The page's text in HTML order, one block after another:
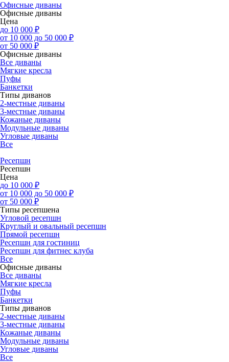
Офисные диваны
Офисные диваны
Цена
до 10 000 ₽
от 10 000 до 50 000 ₽
от 50 000 ₽
Офисные диваны
Все диваны
Мягкие кресла
Пуфы
Банкетки
Типы диванов
2-местные диваны
3-местные диваны
Кожаные диваны
Модульные диваны
Угловые диваны
Все
Ресепшн
Ресепшн
Цена
до 10 000 ₽
от 10 000 до 50 000 ₽
от 50 000 ₽
Типы ресепшена
Угловой ресепшн
Круглый и овальный ресепшн
Прямой ресепшн
Ресепшн для гостиниц
Ресепшн для фитнес клуба
Все
Офисные диваны
Все диваны
Мягкие кресла
Пуфы
Банкетки
Типы диванов
2-местные диваны
3-местные диваны
Кожаные диваны
Модульные диваны
Угловые диваны
Все